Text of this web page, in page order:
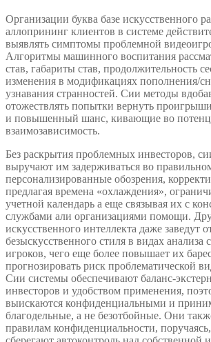
Организации буква базе искусственного
аллопрининг клиентов в системе
выявлять симптомы проблемной
Алгоритмы машинного воспитания
став, габариты став, продолжительность
изменения в модификациях пополнения/
узнавания странностей. Сии методы
отожествлять попытки вернуть
и повышенный шанс, кивающие во
взаимозависимость.
Без раскрытия проблемных инвесторов,
выручают им задерживаться во
персонализированные обозрения,
предлагая времена «охлаждения»,
учетной календарь а еще связывая их с
службами али организациями помощи.
искусственного интеллекта даже заведут
безыскусственного стиля в видах анализа
игроков, чего еще более повышает их
прогнозировать риск проблематической
Сии системы обеспечивают баланс-
инвесторов и удобством применения,
выискаются конфиденциальными и
благодельные, а не безотбойные. Они
правилам конфиденциальности,